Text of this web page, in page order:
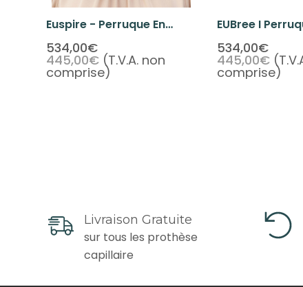
Euspire - Perruque En
Cheveux Vierges
Européens Avec Base En
Silicone Et Lace Front
534,00€
445,00€ (T.V.A. non
comprise)
EUBree I
De Lace De
Courts
534,00€
445,00€
comprise)
Livraison Gratuite
sur tous les prothèse
capillaire